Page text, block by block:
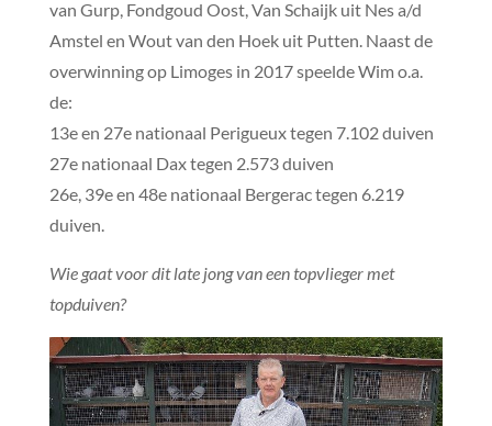
van Gurp, Fondgoud Oost, Van Schaijk uit Nes a/d
Amstel en Wout van den Hoek uit Putten. Naast de
overwinning op Limoges in 2017 speelde Wim o.a.
de:
13e en 27e nationaal Perigueux tegen 7.102 duiven
27e nationaal Dax tegen 2.573 duiven
26e, 39e en 48e nationaal Bergerac tegen 6.219
duiven.
Wie gaat voor dit late jong van een topvlieger met
topduiven?